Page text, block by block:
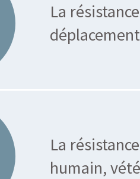
La
La
humain,